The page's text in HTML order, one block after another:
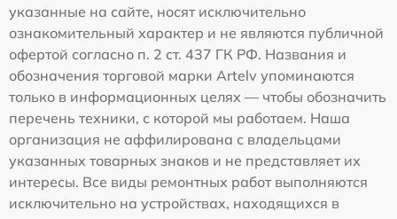
указанные на сайте, носят исключительно
ознакомительный характер и не являются публичной
офертой согласно п. 2 ст. 437 ГК РФ. Названия и
обозначения торговой марки Artelv упоминаются
только в информационных целях — чтобы обозначить
перечень техники, с которой мы работаем. Наша
организация не аффилирована с владельцами
указанных товарных знаков и не представляет их
интересы. Все виды ремонтных работ выполняются
исключительно на устройствах, находящихся в